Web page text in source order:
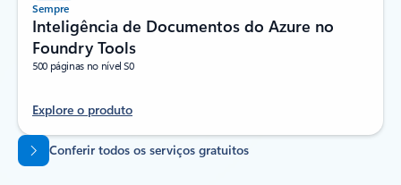
Sempre
Inteligência de Documentos do Azure no
Foundry Tools
500 páginas no nível S0
Explore o produto
Voltar para as guias
Conferir todos os serviços gratuitos